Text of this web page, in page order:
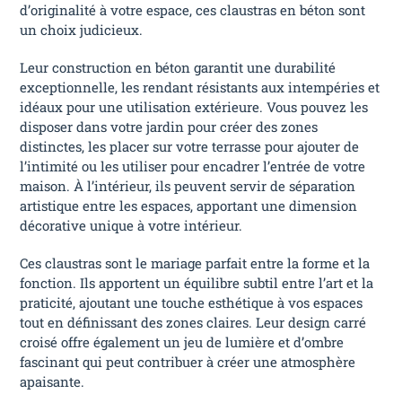
d’originalité à votre espace, ces claustras en béton sont
un choix judicieux.
Leur construction en béton garantit une durabilité
exceptionnelle, les rendant résistants aux intempéries et
idéaux pour une utilisation extérieure. Vous pouvez les
disposer dans votre jardin pour créer des zones
distinctes, les placer sur votre terrasse pour ajouter de
l’intimité ou les utiliser pour encadrer l’entrée de votre
maison. À l’intérieur, ils peuvent servir de séparation
artistique entre les espaces, apportant une dimension
décorative unique à votre intérieur.
Ces claustras sont le mariage parfait entre la forme et la
fonction. Ils apportent un équilibre subtil entre l’art et la
praticité, ajoutant une touche esthétique à vos espaces
tout en définissant des zones claires. Leur design carré
croisé offre également un jeu de lumière et d’ombre
fascinant qui peut contribuer à créer une atmosphère
apaisante.